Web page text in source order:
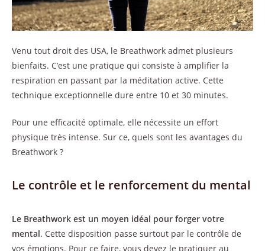
Venu tout droit des USA, le Breathwork admet plusieurs
bienfaits. C’est une pratique qui consiste à amplifier la
respiration en passant par la méditation active. Cette
technique exceptionnelle dure entre 10 et 30 minutes.
Pour une efficacité optimale, elle nécessite un effort
physique très intense. Sur ce, quels sont les avantages du
Breathwork ?
Le contrôle et le renforcement du mental
Le Breathwork est un moyen idéal pour forger votre
mental. Cette disposition passe surtout par le contrôle de
vos émotions. Pour ce faire, vous devez le pratiquer au